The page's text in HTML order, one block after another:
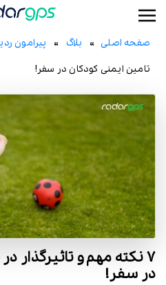
رادار جی
صفحه اصلی» بلاگ » پیرامون
تامین ایمنی کودکان در سفر!
7 نکته مهم و تاثیرگذار
در سفر!